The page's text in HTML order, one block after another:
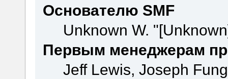
Основателю SMF
Unknown W.
Первым менеджерам
Jeff Lewis, Joseph